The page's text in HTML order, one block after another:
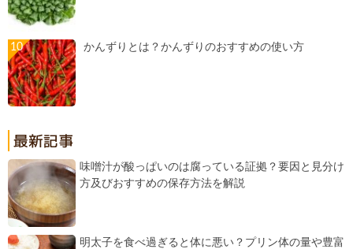
かんずりとは？かんずりのおすすめの使い方
味噌汁が酸っぱいのは腐っている証拠？要因と見分け
方及びおすすめの保存方法を解説
明太子を食べ過ぎると体に悪い？プリン体の量や豊富